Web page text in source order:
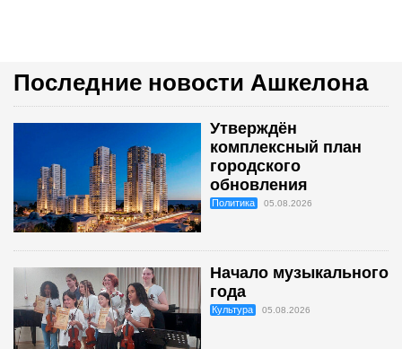
Последние новости Ашкелона
Утверждён
комплексный план
городского
обновления
Политика 05.08.2026
Начало музыкального
года
Культура 05.08.2026